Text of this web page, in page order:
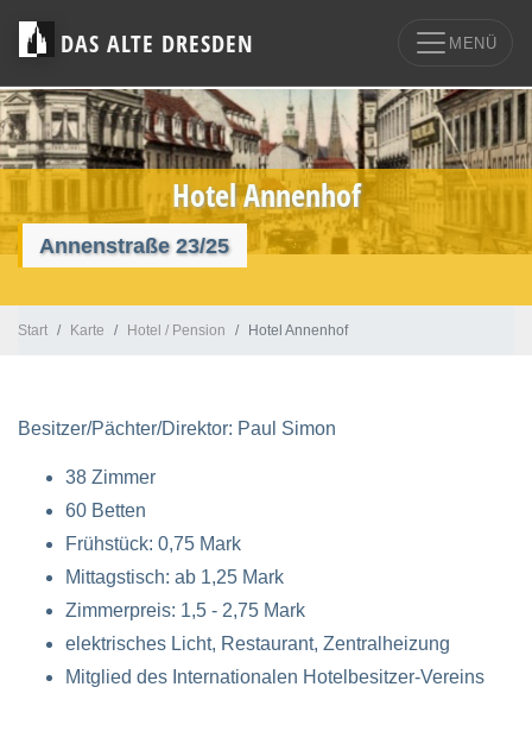
DAS ALTE DRESDEN MENÜ
Hotel Annenhof
Annenstraße 23/25
Start Karte Hotel / Pension Hotel Annenhof
Besitzer/Pächter/Direktor: Paul Simon
38 Zimmer
60 Betten
Frühstück: 0,75 Mark
Mittagstisch: ab 1,25 Mark
Zimmerpreis: 1,5 - 2,75 Mark
elektrisches Licht, Restaurant, Zentralheizung
Mitglied des Internationalen Hotelbesitzer-Vereins